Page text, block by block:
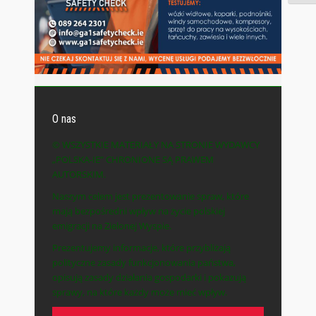
O nas
© WSZYSTKIE MATERIAŁY NA STRONIE WYDAWCY
„POLSKA-IE” CHRONIONE SĄ PRAWEM
AUTORSKIM.
Naszym celem jest prezentowanie spraw, które
mają bezpośredni wpływ na życie polskiej
emigracji na Zielonej Wyspie.
Prezentujemy informacje, które przybliżają
polityczne zasady funkcjonowania państwa,
opisują zasady działania gospodarki i pokazują
sprawy, na które każdy może mieć wpływ.